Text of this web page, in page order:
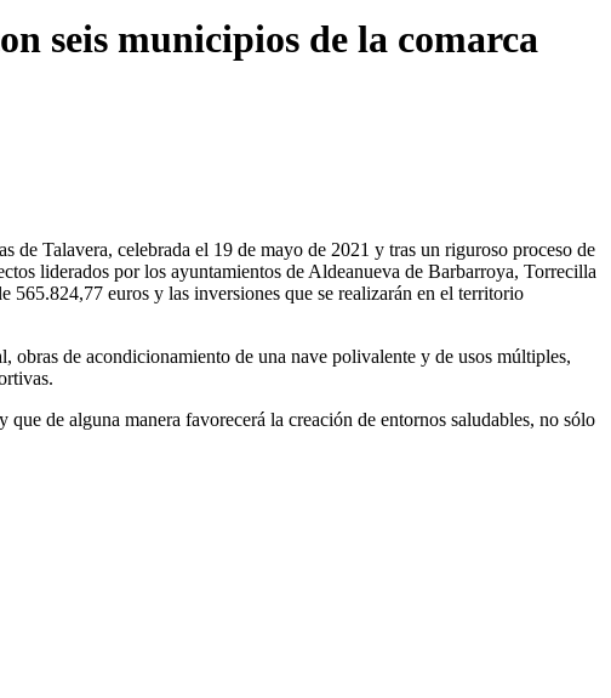
seis municipios de la comarca
de Talavera, celebrada el 19 de mayo de 2021 y tras un riguroso proceso de
liderados por los ayuntamientos de Aldeanueva de Barbarroya, Torrecilla
euros y las inversiones que se realizarán en el territorio
obras de acondicionamiento de una nave polivalente y de usos múltiples,
de alguna manera favorecerá la creación de entornos saludables, no sólo